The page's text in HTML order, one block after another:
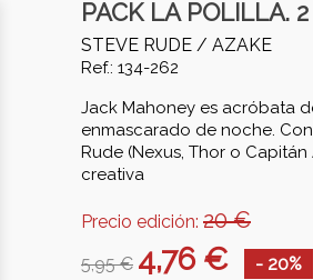
PACK LA POLILLA.
STEVE RUDE / AZAKE
Ref.: 134-262
Jack Mahoney es acróbata
enmascarado de noche.
Rude (Nexus, Thor o
creativa
Precio edición: 20 €
5,95 € 4,76 € - 20%